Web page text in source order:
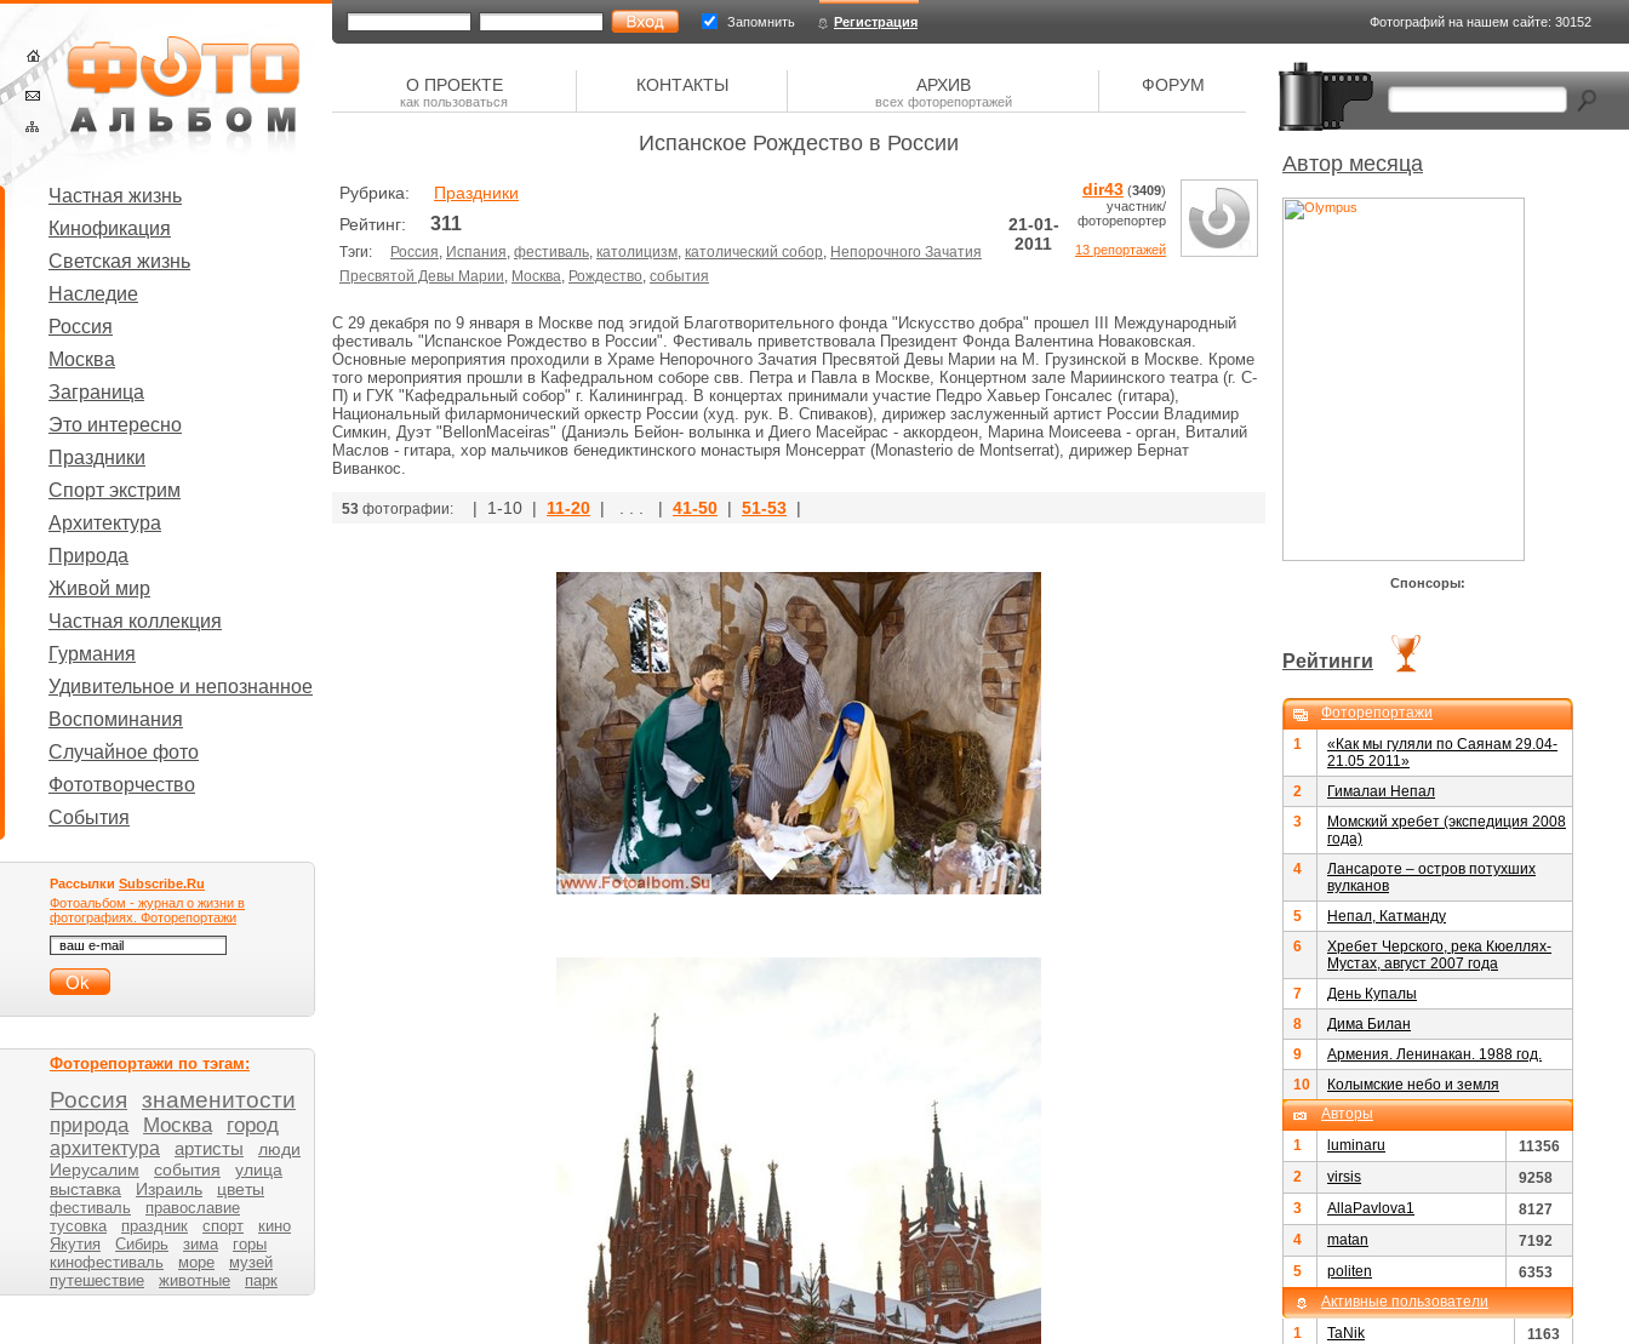
Частная жизнь
Кинофикация
Светская жизнь
Наследие
Россия
Москва
Заграница
Это интересно
Праздники
Спорт экстрим
Архитектура
Природа
Живой мир
Частная коллекция
Гурмания
Удивительное и непознанное
Воспоминания
Случайное фото
Фототворчество
События
Рассылки Subscribe.Ru
Фотоальбом - журнал о жизни в
фотографиях. Фоторепортажи
Фоторепортажи по тэгам:
Россия знаменитости
природа Москва город
архитектура артисты
люди
Иерусалим
события
улица
выставка
Израиль цветы
фестиваль
православие
тусовка
праздник спорт
кино
Якутия
Сибирь зима
горы
кинофестиваль
море
музей
путешествие
животные парк
Запомнить Регистрация Фотографий на нашем сайте: 30152
О ПРОЕКТЕ
как пользоваться
КОНТАКТЫ АРХИВ
всех фоторепортажей
ФОРУМ
Автор месяца
Испанское Рождество в России
Рубрика: Праздники
Рейтинг: 311
Тэги: Россия, Испания, фестиваль, католицизм, католический собор, Непорочного Зачатия
Пресвятой Девы Марии, Москва, Рождество, события
21-01-
2011
dir43 (3409)
участник/
фоторепортер
13 репортажей
С 29 декабря по 9 января в Москве под эгидой Благотворительного фонда "Искусство добра" прошел III Международный
фестиваль "Испанское Рождество в России". Фестиваль приветствовала Президент Фонда Валентина Новаковская.
Основные мероприятия проходили в Храме Непорочного Зачатия Пресвятой Девы Марии на М. Грузинской в Москве. Кроме
того мероприятия прошли в Кафедральном соборе свв. Петра и Павла в Москве, Концертном зале Мариинского театра (г. С-
П) и ГУК "Кафедральный собор" г. Калининград. В концертах принимали участие Педро Хавьер Гонсалес (гитара),
Национальный филармонический оркестр России (худ. рук. В. Спиваков), дирижер заслуженный артист России Владимир
Симкин, Дуэт "BellonMaceiras" (Даниэль Бейон- волынка и Диего Масейрас - аккордеон, Марина Моисеева - орган, Виталий
Маслов - гитара, хор мальчиков бенедиктинского монастыря Монсеррат (Monasterio de Montserrat), дирижер Бернат
Виванкос.
53 фотографии: | 1-10 | 11-20 | . . . | 41-50 | 51-53 |
Спонсоры:
Рейтинги
Фоторепортажи
1
«Как мы гуляли по Саянам 29.04-
21.05 2011»
2
Гималаи Непал
3
Момский хребет (экспедиция 2008
года)
4
Лансароте – остров потухших
вулканов
5
Непал, Катманду
6
Хребет Черского, река Кюеллях-
Мустах, август 2007 года
7
День Купалы
8
Дима Билан
9
Армения. Ленинакан. 1988 год.
10
Колымские небо и земля
Авторы
1
luminaru
11356
2
virsis
9258
3
AllaPavlova1
8127
4
matan
7192
5
politen
6353
Активные пользователи
1
TaNik
1163